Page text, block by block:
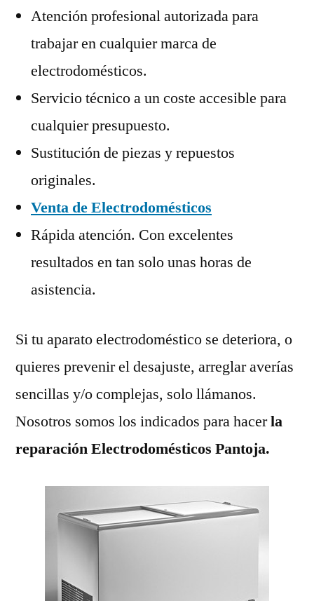
Atención profesional autorizada para
trabajar en cualquier marca de
electrodomésticos.
Servicio técnico a un coste accesible para
cualquier presupuesto.
Sustitución de piezas y repuestos
originales.
Venta de Electrodomésticos
Rápida atención. Con excelentes
resultados en tan solo unas horas de
asistencia.
Si tu aparato electrodoméstico se deteriora, o
quieres prevenir el desajuste, arreglar averías
sencillas y/o complejas, solo llámanos.
Nosotros somos los indicados para hacerla
reparación Electrodomésticos Pantoja.